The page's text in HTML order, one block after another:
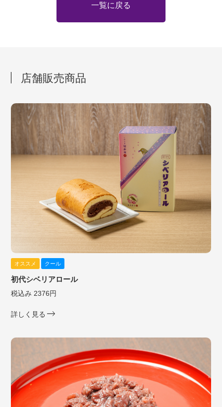
一覧に戻る
店舗販売商品
オススメ クール
初代シベリアロール
税込み 2376円
詳しく見る